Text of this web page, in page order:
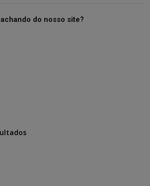
do nosso site?